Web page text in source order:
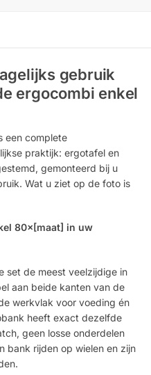
gebruik
ergocombi enkel
een complete
praktijk: ergotafel en
gemonteerd bij u
Wat u ziet op de foto is
80×[maat] in uw
set de meest veelzijdige in
aan beide kanten van de
werkvlak voor voeding én
heeft exact dezelfde
geen losse onderdelen
bank rijden op wielen en zijn